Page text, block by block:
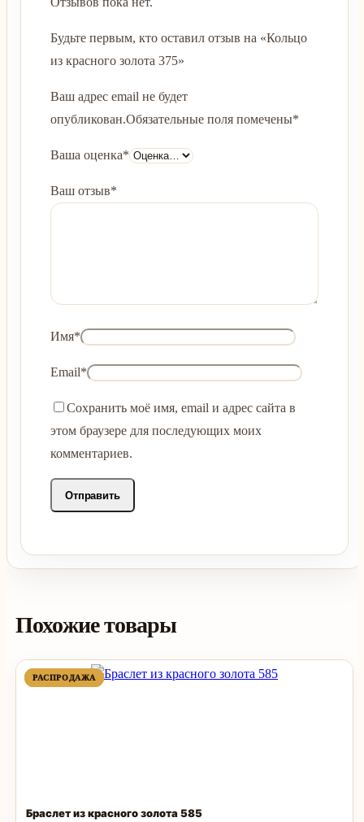
Будьте первым, кто оставил отзыв на «Кольцо
из красного золота 375»
Ваш адрес email не будет
опубликован.Обязательные поля помечены*
Ваша оценка*
Ваш отзыв*
Имя*
Email*
Сохранить моё имя, email и адрес сайта в
этом браузере для последующих моих
комментариев.
Похожие товары
РАСПРОДАЖА ПРОДАВАЕМЫЙ
ТОВАР
РАСПРОДАЖА ПРОДАВАЕМЫЙ
ТОВАР
Браслет из красного золота 585